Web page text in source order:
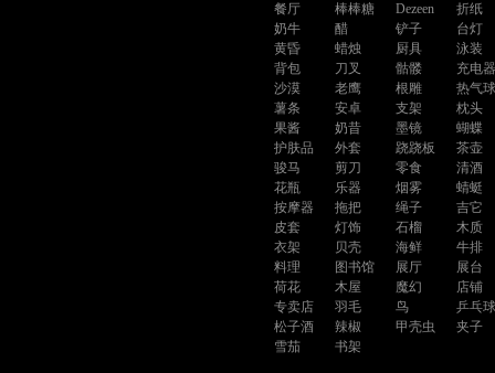
餐厅
棒棒糖 Dezeen
折纸
奶牛
醋 铲子
台灯
黄昏
蜡烛 厨具
泳装
背包
刀叉 骷髅
充电器
沙漠
老鹰 根雕
热气球
薯条
安卓 支架
枕头
果酱
奶昔 墨镜
蝴蝶
护肤品
外套 跷跷板
茶壶
骏马
剪刀 零食
清酒
花瓶
乐器 烟雾
蜻蜓
按摩器
拖把 绳子
吉它
皮套
灯饰 石榴
木质
衣架
贝壳 海鲜
牛排
料理
图书馆 展厅
展台
荷花
木屋 魔幻
店铺
专卖店
羽毛 鸟
乒乓球
松子酒
辣椒 甲壳虫
夹子
雪茄
书架